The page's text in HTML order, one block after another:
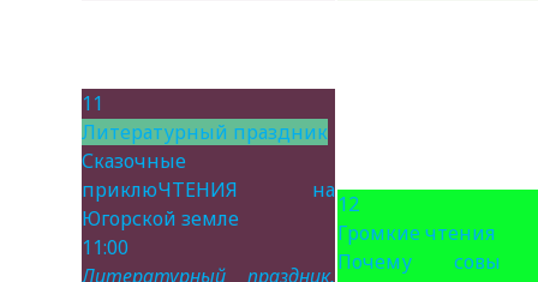
11
Литературный праздник
Сказочные
приклюЧТЕНИЯ на
Югорской земле
11:00
Литературный праздник,
12
Громкие чтения
Почему совы